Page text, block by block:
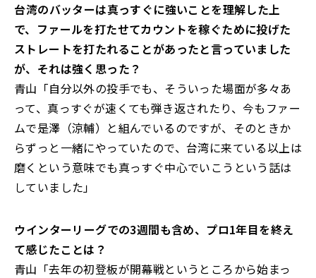
――台湾のバッターは真っすぐに強いことを理解した上
で、ファールを打たせてカウントを稼ぐために投げた
ストレートを打たれることがあったと言っていました
が、それは強く思った？
青山「自分以外の投手でも、そういった場面が多々あ
って、真っすぐが速くても弾き返されたり、今もファー
ムで是澤（涼輔）と組んでいるのですが、そのときか
らずっと一緒にやっていたので、台湾に来ている以上は
磨くという意味でも真っすぐ中心でいこうという話は
していました」
――ウインターリーグでの3週間も含め、プロ1年目を終え
て感じたことは？
青山「去年の初登板が開幕戦というところから始まっ